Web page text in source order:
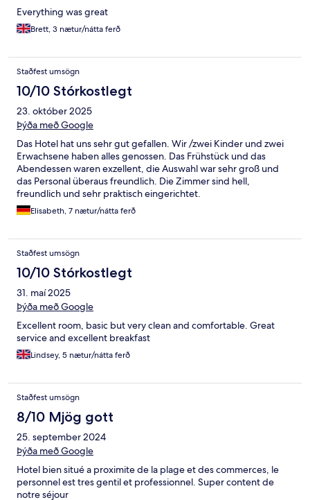
Everything was great
Brett, 3 nætur/nátta ferð
Staðfest umsögn
10/10 Stórkostlegt
23. október 2025
Þýða með Google
Das Hotel hat uns sehr gut gefallen. Wir /zwei Kinder und zwei
Erwachsene haben alles genossen. Das Frühstück und das
Abendessen waren exzellent, die Auswahl war sehr groß und
das Personal überaus freundlich. Die Zimmer sind hell,
freundlich und sehr praktisch eingerichtet.
Elisabeth, 7 nætur/nátta ferð
Staðfest umsögn
10/10 Stórkostlegt
31. maí 2025
Þýða með Google
Excellent room, basic but very clean and comfortable. Great
service and excellent breakfast
Lindsey, 5 nætur/nátta ferð
Staðfest umsögn
8/10 Mjög gott
25. september 2024
Þýða með Google
Hotel bien situé a proximite de la plage et des commerces, le
personnel est tres gentil et professionnel. Super content de
notre séjour